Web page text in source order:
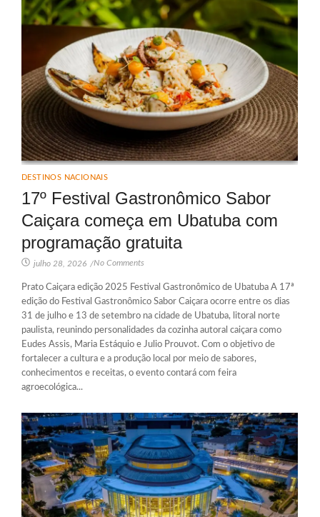
DESTINOS NACIONAIS
17º Festival Gastronômico Sabor
Caiçara começa em Ubatuba com
programação gratuita
julho 28, 2026 /No Comments
Prato Caiçara edição 2025 Festival Gastronômico de Ubatuba A 17ª
edição do Festival Gastronômico Sabor Caiçara ocorre entre os dias
31 de julho e 13 de setembro na cidade de Ubatuba, litoral norte
paulista, reunindo personalidades da cozinha autoral caiçara como
Eudes Assis, Maria Estáquio e Julio Prouvot. Com o objetivo de
fortalecer a cultura e a produção local por meio de sabores,
conhecimentos e receitas, o evento contará com feira
agroecológica...